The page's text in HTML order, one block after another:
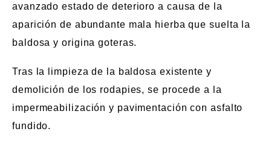
avanzado estado de deterioro a causa de la
aparición de abundante mala hierba que suelta la
baldosa y origina goteras.
Tras la limpieza de la baldosa existente y
demolición de los rodapies, se procede a la
impermeabilización y pavimentación con asfalto
fundido.